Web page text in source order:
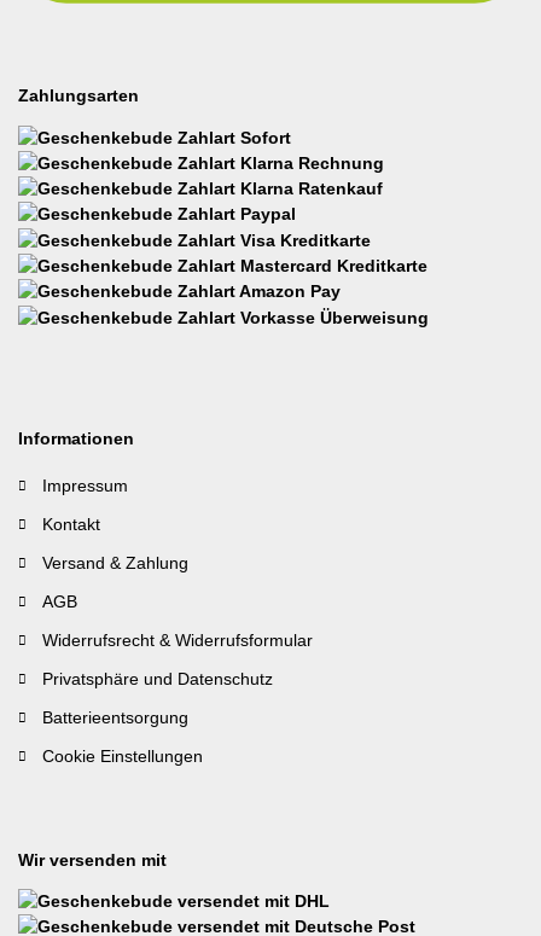
Zahlungsarten
Informationen
Impressum
Kontakt
Versand & Zahlung
AGB
Widerrufsrecht & Widerrufsformular
Privatsphäre und Datenschutz
Batterieentsorgung
Cookie Einstellungen
Wir versenden mit